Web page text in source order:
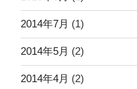
2014年7月 (1)
2014年5月 (2)
2014年4月 (2)